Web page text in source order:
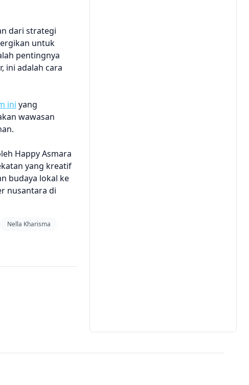
dari strategi
untuk
pentingnya
ini adalah cara
ini yang
wawasan
Happy Asmara
yang kreatif
budaya lokal ke
nusantara di
Nella Kharisma